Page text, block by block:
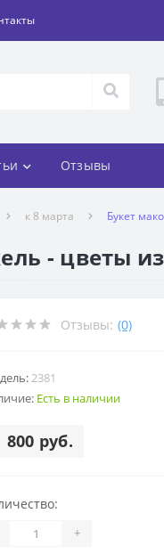
Отзывы
к 8 марта Букет
- цветы
Отзывы: (0)
2381
Есть в наличии
800 руб.
+